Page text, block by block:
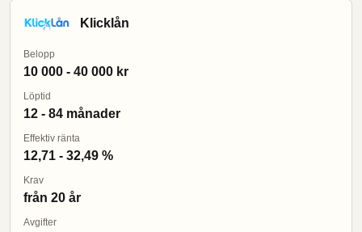
Klicklån
Belopp
10 000 - 40 000 kr
Löptid
12 - 84 månader
Effektiv ränta
12,71 - 32,49 %
Krav
från 20 år
Avgifter